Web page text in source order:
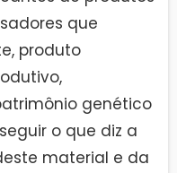
que
produto
genético
o que diz a
material e da